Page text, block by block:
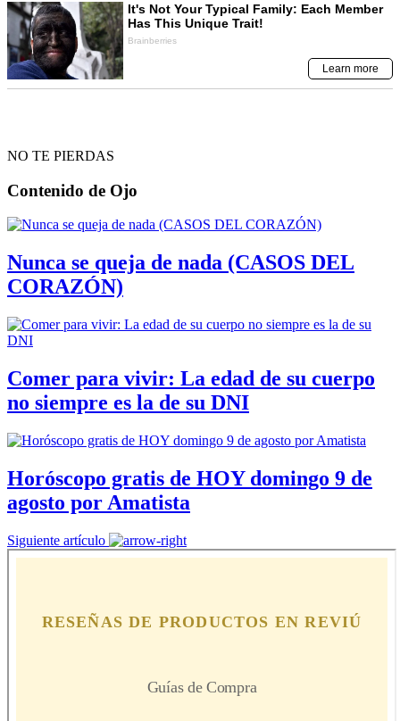
NO TE PIERDAS
Contenido de Ojo
Nunca se queja de nada (CASOS DEL
CORAZÓN)
Comer para vivir: La edad de su cuerpo
no siempre es la de su DNI
Horóscopo gratis de HOY domingo 9 de
agosto por Amatista
Siguiente artículo